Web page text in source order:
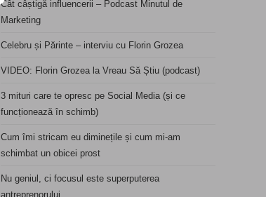
Cât câștigă influencerii – Podcast Minutul de
Marketing
Celebru și Părinte – interviu cu Florin Grozea
VIDEO: Florin Grozea la Vreau Să Știu (podcast)
3 mituri care te opresc pe Social Media (și ce
funcționează în schimb)
Cum îmi stricam eu diminețile și cum mi-am
schimbat un obicei prost
Nu geniul, ci focusul este superputerea
antreprenorului